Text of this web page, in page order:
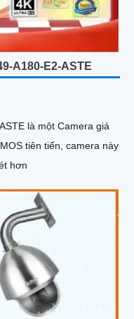
A180-E2-ASTE
là một Camera giá
hơn